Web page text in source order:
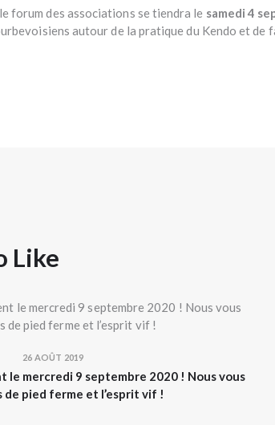
forum des associations se tiendra le samedi 4
autour de la pratique du Kendo et de
Like
26 AOÛT 2019
le mercredi 9 septembre 2020 ! Nous vous
pied ferme et l’esprit vif !